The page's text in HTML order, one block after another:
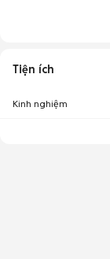
Tiện ích
Kinh nghiệm